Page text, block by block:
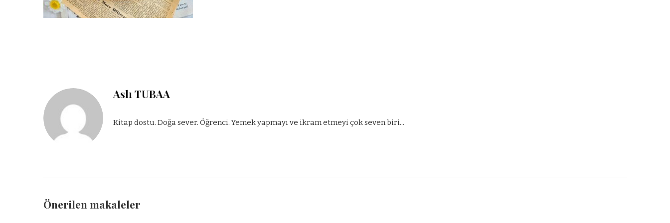
Aslı TUBAA
Kitap dostu. Doğa sever. Öğrenci. Yemek yapmayı ve ikram etmeyi çok seven biri...
Önerilen makaleler